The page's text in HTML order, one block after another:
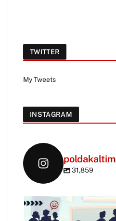
TWITTER
My Tweets
INSTAGRAM
poldakaltim
31,859